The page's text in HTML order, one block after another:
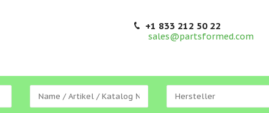
+1 833 212 50 22
sales@partsformed.com